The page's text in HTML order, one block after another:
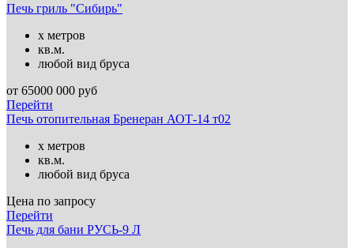
Печь гриль "Сибирь"
х метров
кв.м.
любой вид бруса
от 65000 000 руб
Перейти
Печь отопительная Бренеран АОТ-14 т02
х метров
кв.м.
любой вид бруса
Цена по запросу
Перейти
Печь для бани РУСЬ-9 Л